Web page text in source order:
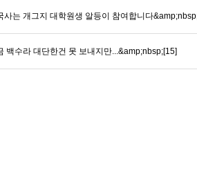
사는 개그지 대학원생 알등이 참여합니다
백수라 대단한건 못 보내지만...&amp;nbsp;[15]